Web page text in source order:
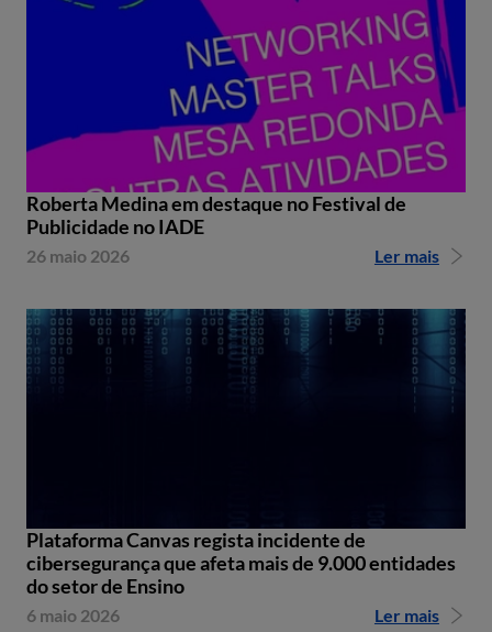
Roberta Medina em destaque no Festival de
Publicidade no IADE
26 maio 2026 Ler mais
Plataforma Canvas regista incidente de
cibersegurança que afeta mais de 9.000 entidades
do setor de Ensino
6 maio 2026 Ler mais